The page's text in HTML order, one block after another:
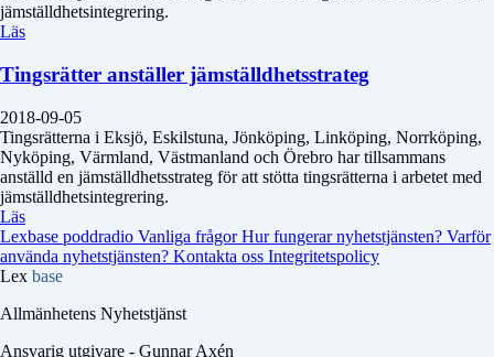
jämställdhetsintegrering.
Läs
Tingsrätter anställer jämställdhetsstrateg
2018-09-05
Tingsrätterna i Eksjö, Eskilstuna, Jönköping, Linköping, Norrköping,
Nyköping, Värmland, Västmanland och Örebro har tillsammans
anställd en jämställdhetsstrateg för att stötta tingsrätterna i arbetet med
jämställdhetsintegrering.
Läs
Lexbase poddradio Vanliga frågorHur fungerar nyhetstjänsten? Varför
använda nyhetstjänsten? Kontakta oss Integritetspolicy
Lex base
Allmänhetens Nyhetstjänst
Ansvarig utgivare - Gunnar Axén